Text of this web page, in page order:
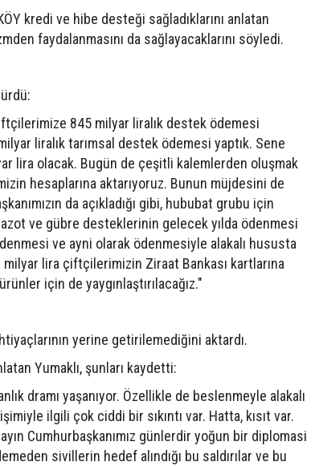
kredi ve hibe desteği sağladıklarını anlatan
faydalanmasını da sağlayacaklarını söyledi.
845 milyar liralık destek ödemesi
liralık tarımsal destek ödemesi yaptık. Sene
lira olacak. Bugün de çeşitli kalemlerden oluşmak
hesaplarına aktarıyoruz. Bunun müjdesini de
da açıkladığı gibi, hububat grubu için
ve gübre desteklerinin gelecek yılda ödenmesi
ve ayni olarak ödenmesiyle alakalı hususta
milyar lira çiftçilerimizin Ziraat Bankası kartlarına
için de yaygınlaştırılacağız."
yerine getirilemediğini aktardı.
Yumaklı, şunları kaydetti:
dramı yaşanıyor. Özellikle de beslenmeyle alakalı
ilgili çok ciddi bir sıkıntı var. Hatta, kısıt var.
Cumhurbaşkanımız günlerdir yoğun bir diplomasi
sivillerin hedef alındığı bu saldırılar ve bu